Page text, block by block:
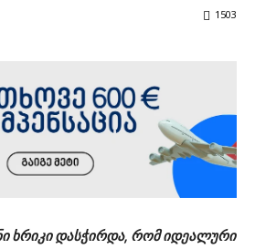
1503
ხრიკი დასჭირდა, რომ იდეალური